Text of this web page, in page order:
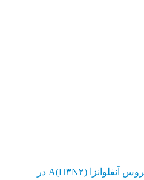
کشف زودهنگام زیرشاخه K ویروس آنفلوانزا A(H۳N۲) در